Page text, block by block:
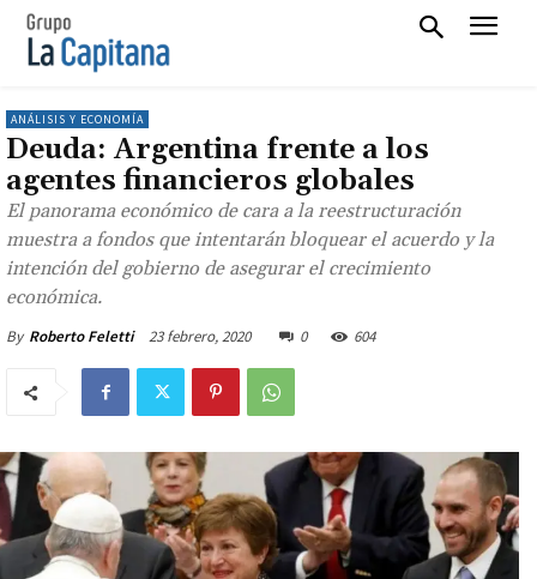
ANÁLISIS Y ECONOMÍA
Deuda: Argentina frente a los
agentes financieros globales
El panorama económico de cara a la reestructuración
muestra a fondos que intentarán bloquear el acuerdo y la
intención del gobierno de asegurar el crecimiento
económica.
By Roberto Feletti 23 febrero, 2020 0 604